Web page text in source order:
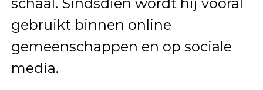
schaal. Sindsdien wordt hij vooral
gebruikt binnen online
gemeenschappen en op sociale
media.